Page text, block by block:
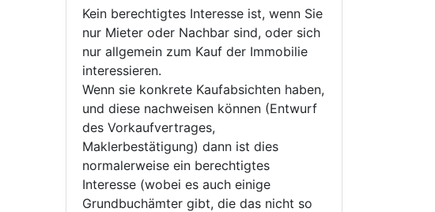
Kein berechtigtes Interesse ist, wenn Sie
nur Mieter oder Nachbar sind, oder sich
nur allgemein zum Kauf der Immobilie
interessieren.
Wenn sie konkrete Kaufabsichten haben,
und diese nachweisen können (Entwurf
des Vorkaufvertrages,
Maklerbestätigung) dann ist dies
normalerweise ein berechtigtes
Interesse (wobei es auch einige
Grundbuchämter gibt, die das nicht so